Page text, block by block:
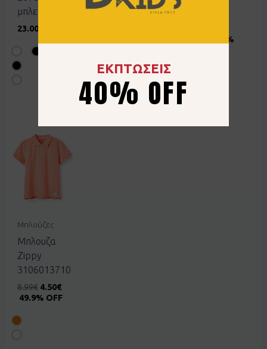
μπλε-καρώ
23.00
40%
Μπλούζες
Μπλουζα
Zippy
3106013710
8.99€ 4.50€
49.9% OFF
ΕΚΠΤΩΣΕΙΣ
40% OFF